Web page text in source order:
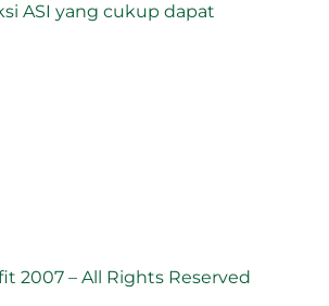
ASI yang cukup dapat
2007 – All Rights Reserved